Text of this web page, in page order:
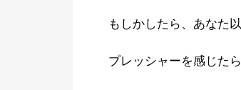
もしかしたら、あなた
プレッシャーを感じた